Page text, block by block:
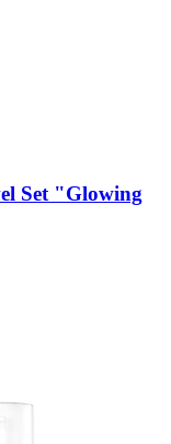
Set "Glowing